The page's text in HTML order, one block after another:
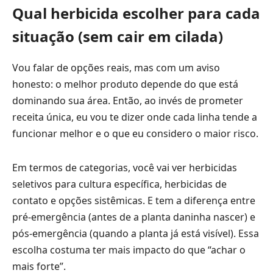
Qual herbicida escolher para cada
situação (sem cair em cilada)
Vou falar de opções reais, mas com um aviso
honesto: o melhor produto depende do que está
dominando sua área. Então, ao invés de prometer
receita única, eu vou te dizer onde cada linha tende a
funcionar melhor e o que eu considero o maior risco.
Em termos de categorias, você vai ver herbicidas
seletivos para cultura específica, herbicidas de
contato e opções sistêmicas. E tem a diferença entre
pré-emergência (antes de a planta daninha nascer) e
pós-emergência (quando a planta já está visível). Essa
escolha costuma ter mais impacto do que “achar o
mais forte”.